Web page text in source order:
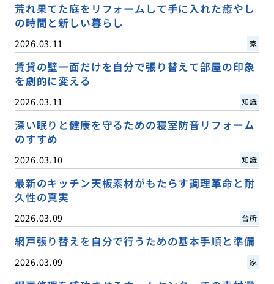
荒れ果てた庭をリフォームして手に入れた癒やし
の時間と新しい暮らし
2026.03.11 家
賃貸の壁一面だけを自分で張り替えて部屋の印象
を劇的に変える
2026.03.11 知識
深い眠りと健康を守るための寝室防音リフォーム
のすすめ
2026.03.10 知識
最新のキッチン天板素材がもたらす調理革命と耐
久性の真実
2026.03.09 台所
網戸張り替えを自分で行うための基本手順と準備
2026.03.09 家